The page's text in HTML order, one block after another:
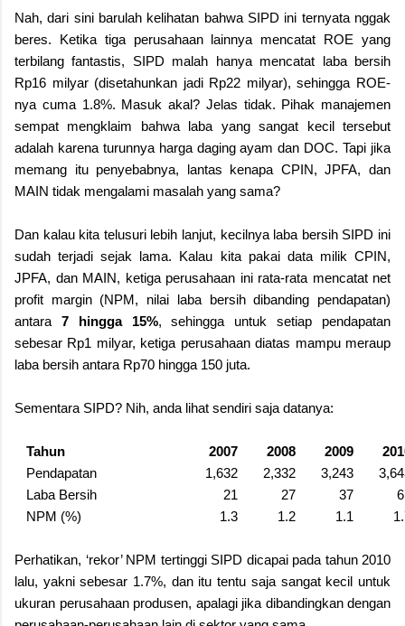
Nah, dari sini barulah kelihatan bahwa SIPD ini ternyata nggak
beres. Ketika tiga perusahaan lainnya mencatat ROE yang
terbilang fantastis, SIPD malah hanya mencatat laba bersih
Rp16 milyar (disetahunkan jadi Rp22 milyar), sehingga ROE-
nya cuma 1.8%. Masuk akal? Jelas tidak. Pihak manajemen
sempat mengklaim bahwa laba yang sangat kecil tersebut
adalah karena turunnya harga daging ayam dan DOC. Tapi jika
memang itu penyebabnya, lantas kenapa CPIN, JPFA, dan
MAIN tidak mengalami masalah yang sama?
Dan kalau kita telusuri lebih lanjut, kecilnya laba bersih SIPD ini
sudah terjadi sejak lama. Kalau kita pakai data milik CPIN,
JPFA, dan MAIN, ketiga perusahaan ini rata-rata mencatat net
profit margin (NPM, nilai laba bersih dibanding pendapatan)
antara 7 hingga 15%, sehingga untuk setiap pendapatan
sebesar Rp1 milyar, ketiga perusahaan diatas mampu meraup
laba bersih antara Rp70 hingga 150 juta.
Sementara SIPD? Nih, anda lihat sendiri saja datanya:
Tahun 2007 2008 2009
Pendapatan
1,632 2,332 3,243
Laba Bersih
21 27 37
NPM (%)
1.3 1.2 1.1
Perhatikan, ‘rekor’ NPM tertinggi SIPD dicapai pada tahun 2010
lalu, yakni sebesar 1.7%, dan itu tentu saja sangat kecil untuk
ukuran perusahaan produsen, apalagi jika dibandingkan dengan